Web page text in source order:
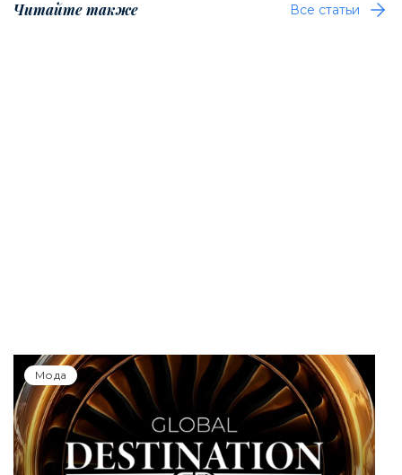
Читайте также Все статьи
Мода